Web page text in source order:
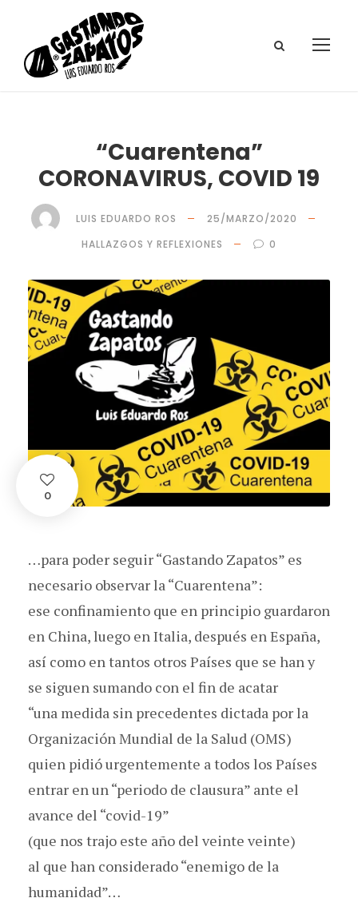
“Cuarentena”
CORONAVIRUS, COVID 19
LUIS EDUARDO ROS
25/MARZO/2020
HALLAZGOS Y REFLEXIONES
0
0
…para poder seguir “Gastando Zapatos” es
necesario observar la “Cuarentena”:
ese confinamiento que en principio guardaron
en China, luego en Italia, después en España,
así como en tantos otros Países que se han y
se siguen sumando con el fin de acatar
“una medida sin precedentes dictada por la
Organización Mundial de la Salud (OMS)
quien pidió urgentemente a todos los Países
entrar en un “periodo de clausura” ante el
avance del “covid-19”
(que nos trajo este año del veinte veinte)
al que han considerado “enemigo de la
humanidad”…